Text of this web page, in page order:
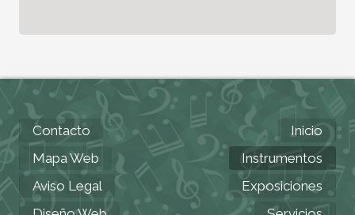
Contacto
Mapa Web
Aviso Legal
Inicio
Instrumentos
Exposiciones